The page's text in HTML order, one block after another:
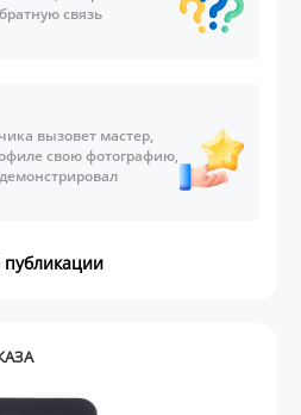
связь
вызовет мастер,
свою фотографию,